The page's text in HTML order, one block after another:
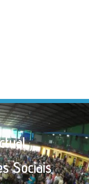
Sociais